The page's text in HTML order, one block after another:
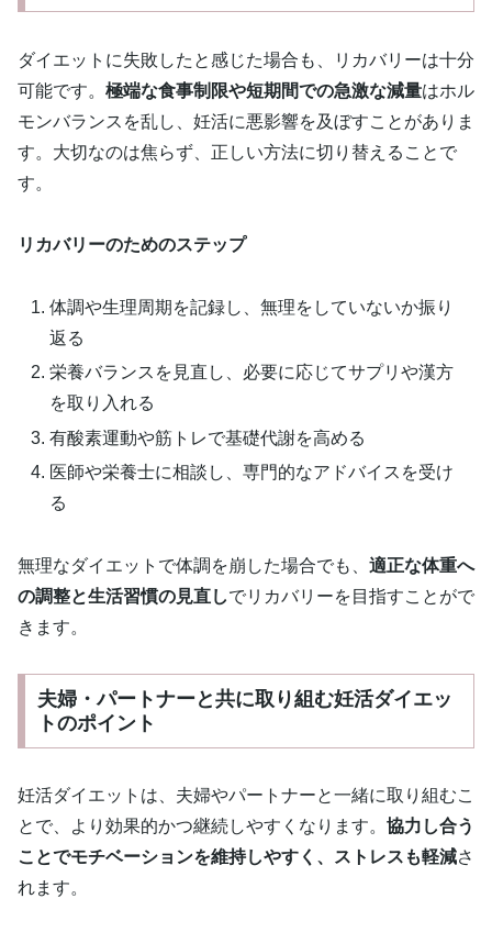
ダイエットに失敗したと感じた場合も、リカバリーは十分
可能です。 極端な食事制限や短期間での急激な減量はホル
モンバランスを乱し、妊活に悪影響を及ぼすことがありま
す。大切なのは焦らず、正しい方法に切り替えることで
す。
リカバリーのためのステップ
体調や生理周期を記録し、無理をしていないか振り
返る
栄養バランスを見直し、必要に応じてサプリや漢方
を取り入れる
有酸素運動や筋トレで基礎代謝を高める
医師や栄養士に相談し、専門的なアドバイスを受け
る
無理なダイエットで体調を崩した場合でも、 適正な体重へ
の調整と生活習慣の見直しでリカバリーを目指すことがで
きます。
夫婦・パートナーと共に取り組む妊活ダイエッ
トのポイント
妊活ダイエットは、夫婦やパートナーと一緒に取り組むこ
とで、より効果的かつ継続しやすくなります。 協力し合う
ことでモチベーションを維持しやすく、ストレスも軽減さ
れます。